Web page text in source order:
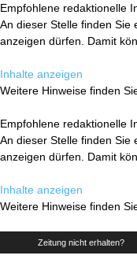
Empfohlene redaktionelle
An dieser Stelle finden Sie
anzeigen dürfen. Damit
Inhalte anzeigen
Weitere Hinweise finden
Empfohlene redaktionelle
An dieser Stelle finden Sie
anzeigen dürfen. Damit
Inhalte anzeigen
Weitere Hinweise finden
Zeitung nicht erhalten?